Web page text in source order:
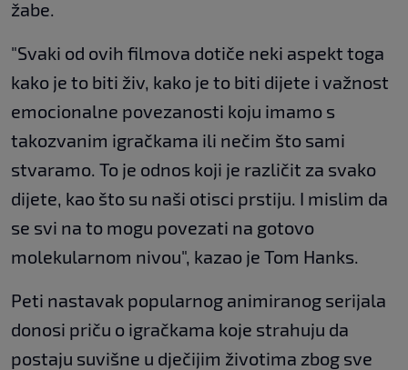
žabe.
"Svaki od ovih filmova dotiče neki aspekt toga
kako je to biti živ, kako je to biti dijete i važnost
emocionalne povezanosti koju imamo s
takozvanim igračkama ili nečim što sami
stvaramo. To je odnos koji je različit za svako
dijete, kao što su naši otisci prstiju. I mislim da
se svi na to mogu povezati na gotovo
molekularnom nivou", kazao je Tom Hanks.
Peti nastavak popularnog animiranog serijala
donosi priču o igračkama koje strahuju da
postaju suvišne u dječijim životima zbog sve